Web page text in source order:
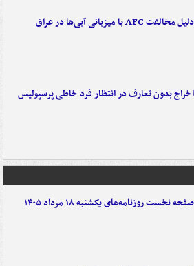
دلیل مخالفت AFC با میزبانی آبی‌ها در عراق
اخراج بدون تعارف در انتظار فرد خاطی پرسپولیس
صفحه نخست روزنامه‌های یکشنبه ۱۸ مرداد ۱۴۰۵